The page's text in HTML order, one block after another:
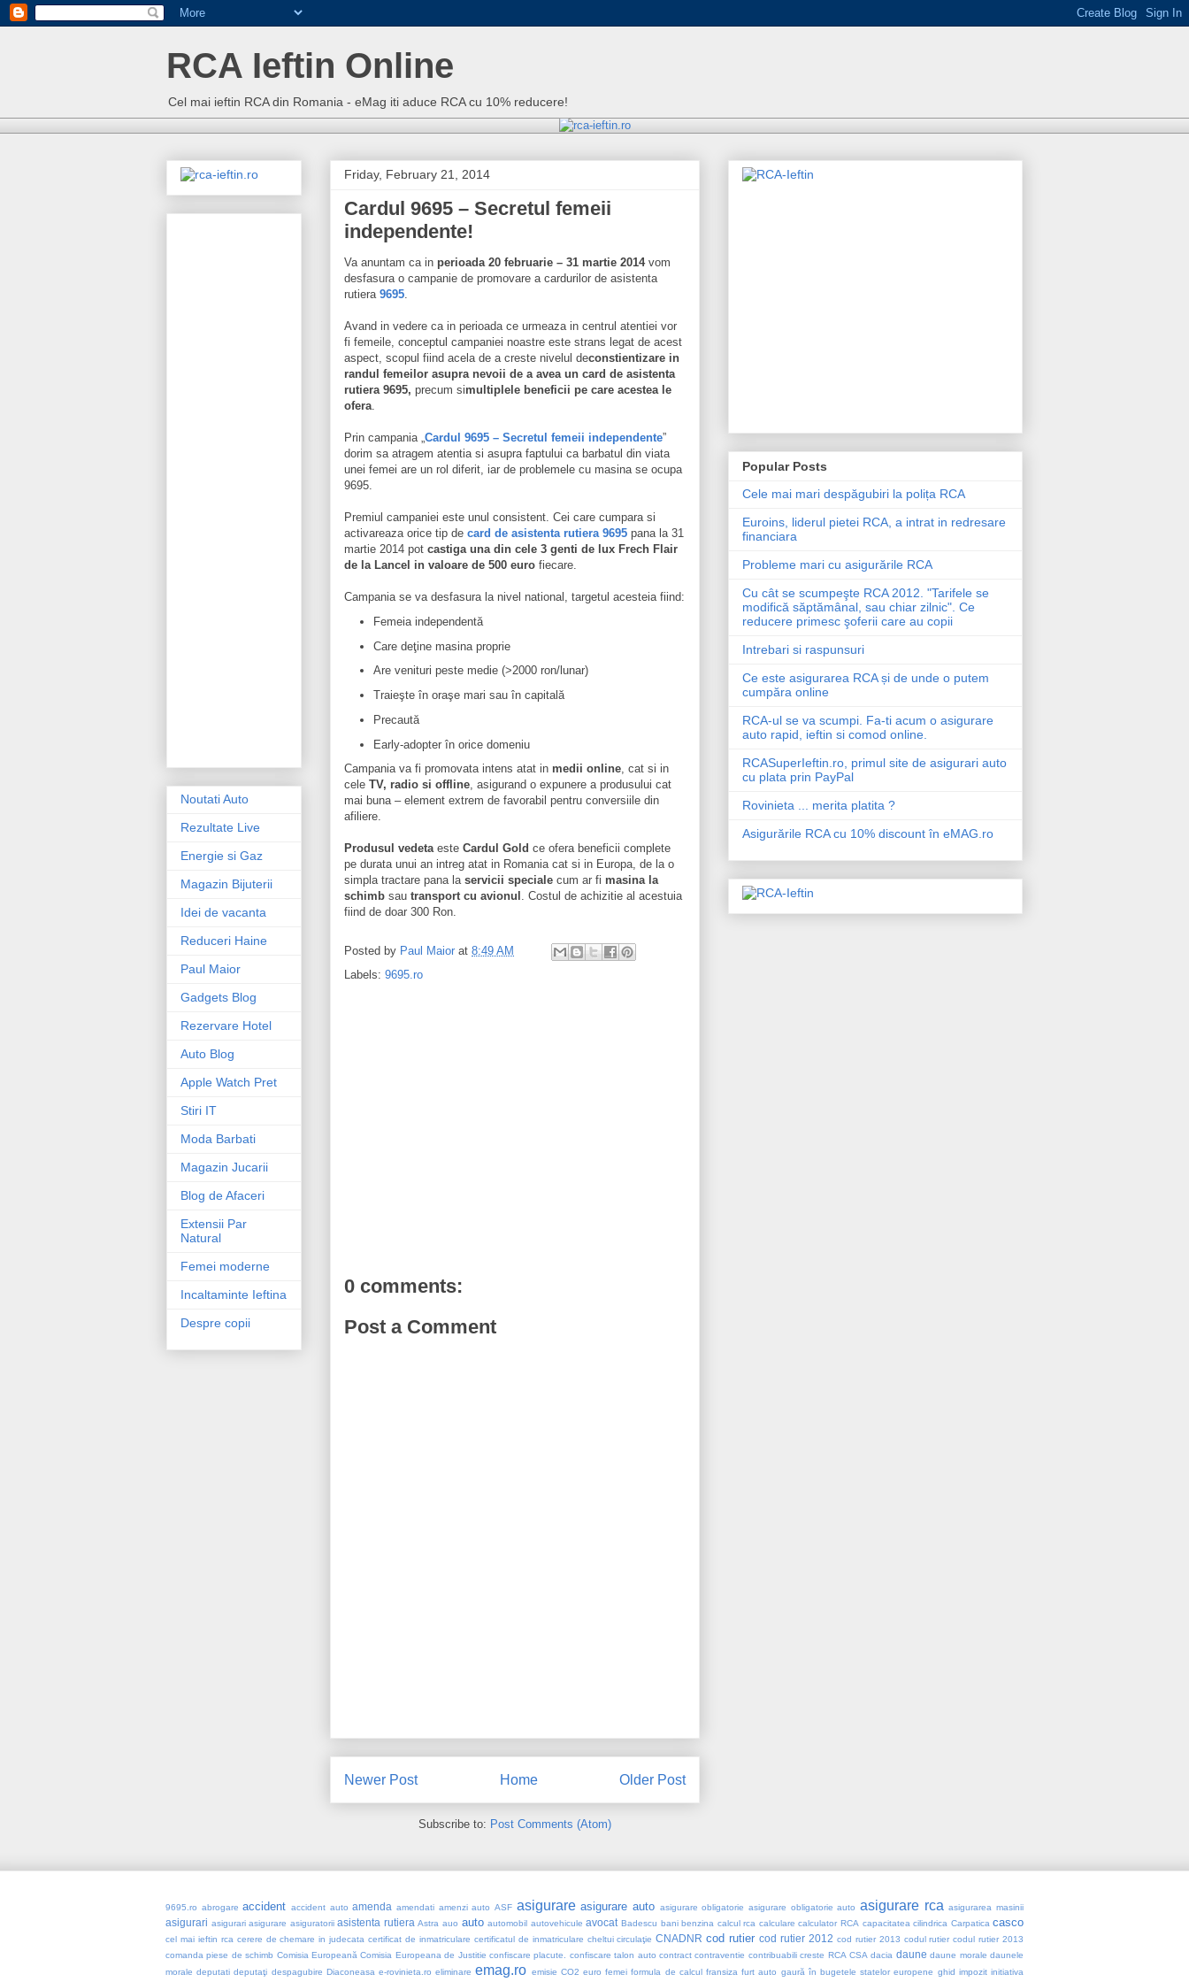
RCA Ieftin Online
Cel mai ieftin RCA din Romania - eMag iti aduce RCA cu 10% reducere!
Friday, February 21, 2014
Cardul 9695 – Secretul femeii
independente!
Va anuntam ca in perioada 20 februarie – 31 martie 2014vom
desfasura o campanie de promovare a cardurilor de asistenta
rutiera 9695.
Avand in vedere ca in perioada ce urmeaza in centrul atentiei vor
fi femeile, conceptul campaniei noastre este strans legat de acest
aspect, scopul fiind acela de a creste nivelul deconstientizare in
randul femeilor asupra nevoii de a avea un card de asistenta
rutiera 9695, precum simultiplele beneficii pe care acestea le
ofera.
Prin campania „Cardul 9695 – Secretul femeii independente”
dorim sa atragem atentia si asupra faptului ca barbatul din viata
unei femei are un rol diferit, iar de problemele cu masina se ocupa
9695.
Premiul campaniei este unul consistent. Cei care cumpara si
activareaza orice tip de card de asistenta rutiera 9695 pana la 31
martie 2014 pot castiga una din cele 3 genti de lux Frech Flair
de la Lancel in valoare de 500 euro fiecare.
Campania se va desfasura la nivel national, targetul acesteia fiind:
Femeia independentă
Care deţine masina proprie
Are venituri peste medie (>2000 ron/lunar)
Traieşte în oraşe mari sau în capitală
Precaută
Early-adopter în orice domeniu
Campania va fi promovata intens atat in medii online, cat si in
cele TV, radio si offline, asigurand o expunere a produsului cat
mai buna – element extrem de favorabil pentru conversiile din
afiliere.
Produsul vedeta este Cardul Gold ce ofera beneficii complete
pe durata unui an intreg atat in Romania cat si in Europa, de la o
simpla tractare pana la servicii speciale cum ar fi masina la
schimb sau transport cu avionul . Costul de achizitie al acestuia
fiind de doar 300 Ron.
Posted by Paul Maior at 8:49 AM
Labels: 9695.ro
0 comments:
Post a Comment
Newer Post Older Post
Home
Subscribe to: Post Comments (Atom)
Noutati Auto
Rezultate Live
Energie si Gaz
Magazin Bijuterii
Idei de vacanta
Reduceri Haine
Paul Maior
Gadgets Blog
Rezervare Hotel
Auto Blog
Apple Watch Pret
Stiri IT
Moda Barbati
Magazin Jucarii
Blog de Afaceri
Extensii Par
Natural
Femei moderne
Incaltaminte Ieftina
Despre copii
Popular Posts
Cele mai mari despăgubiri la polița RCA
Euroins, liderul pietei RCA, a intrat in redresare
financiara
Probleme mari cu asigurările RCA
Cu cât se scumpeşte RCA 2012. "Tarifele se
modifică săptămânal, sau chiar zilnic". Ce
reducere primesc şoferii care au copii
Intrebari si raspunsuri
Ce este asigurarea RCA și de unde o putem
cumpăra online
RCA-ul se va scumpi. Fa-ti acum o asigurare
auto rapid, ieftin si comod online.
RCASuperIeftin.ro, primul site de asigurari auto
cu plata prin PayPal
Rovinieta ... merita platita ?
Asigurările RCA cu 10% discount în eMAG.ro
9695.ro abrogare accident accident auto amenda amendati amenzi auto ASF asigurare asigurare auto asigurare obligatorie asigurare obligatorie auto asigurare rca asigurarea masinii
asigurari asigurari asigurare asiguratorii asistenta rutiera Astra auo auto automobil autovehicule avocat Badescu bani benzina calcul rca calculare calculator RCA capacitatea cilindrica Carpatica casco
cel mai ieftin rca cerere de chemare in judecata certificat de inmatriculare certificatul de inmatriculare cheltui circulaţie CNADNR cod rutier cod rutier 2012 cod rutier 2013 codul rutier codul rutier 2013
comanda piese de schimb Comisia Europeană Comisia Europeana de Justitie confiscare placute. confiscare talon auto contract contraventie contribuabili creste RCA CSA dacia daune daune morale daunele
morale deputati deputaţi despagubire Diaconeasa e-rovinieta.ro eliminare emag.ro emisie CO2 euro femei formula de calcul fransiza furt auto gaură în bugetele statelor europene ghid impozit initiativa